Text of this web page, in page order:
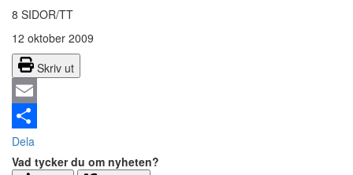
8 SIDOR/TT
12 oktober 2009
Skriv ut
Email
Dela
Vad tycker du om nyheten?